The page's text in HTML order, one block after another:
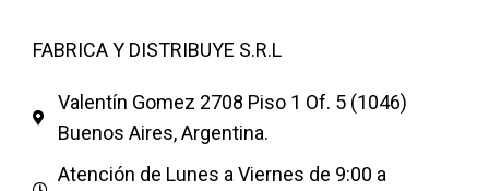
muy agradables de llevar a
diseño más moderno
.Fabricaydistribuye su tienda
por mayor
FABRICA Y DISTRIBUYE S.R.L
Valentín Gomez 2708 Piso 1 Of. 5 (1046)
Buenos Aires, Argentina.
Atención de Lunes a Viernes de 9:00 a